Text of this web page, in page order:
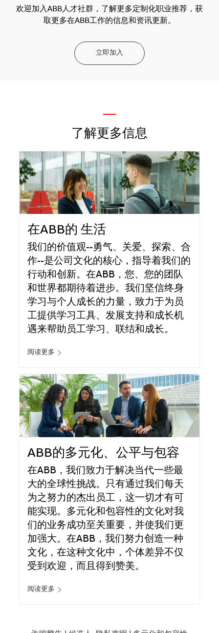
欢迎加入ABB人才社群，了解更多定制化职业推荐，获
取更多在ABB工作的信息和资讯更新。
立即加入
—
了解更多信息
在ABB的 生活
我们的价值观--勇气、关爱、探索、合
作--是公司文化的核心，指导着我们的
行动和创新。在ABB，您、您的团队
和世界都期待着进步。我们坚信终身
学习与个人成长的力量，致力于为员
工提供学习工具、发展支持和成长机
遇来帮助员工学习、联结和成长。
阅读更多
ABB的多元化、公平与包容
在ABB，我们致力于解决当代一些最
大的全球性挑战。只有通过我们每天
为之努力的杰出员工，这一切才有可
能实现。多元化和包容性的文化对我
们的业务成功至关重要，并使我们更
加强大。在ABB，我们努力创造一种
文化，在这种文化中，个体差异不仅
受到欢迎，而且得到赞美。
阅读更多